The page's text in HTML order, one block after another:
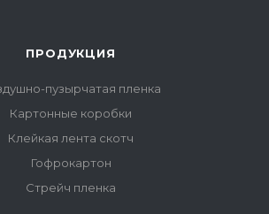
ПРОДУКЦИЯ
пузырчатая пленка
Картонные коробки
Клейкая лента скотч
Гофрокартон
Стрейч пленка